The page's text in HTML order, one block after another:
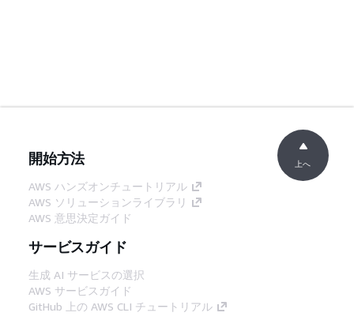
開始方法
AWS ハンズオンチュートリアル
AWS ソリューションライブラリ
AWS 意思決定ガイド
サービスガイド
生成 AI サービスの選択
AWS サービスガイド
GitHub 上の AWS CLI チュートリアル
上へ